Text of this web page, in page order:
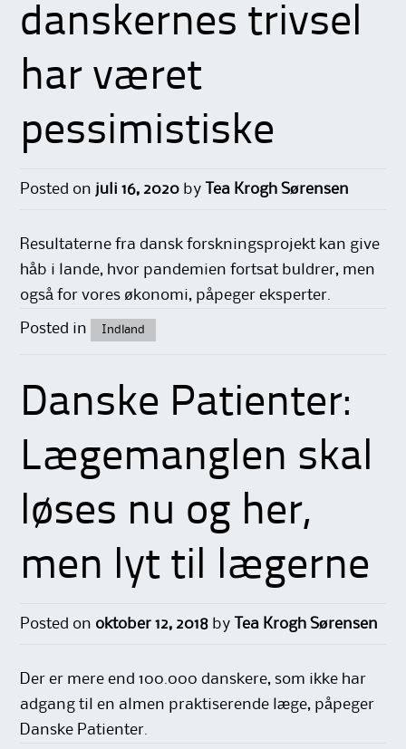
danskernes trivsel
har været
pessimistiske
Posted on juli 16, 2020 by Tea Krogh Sørensen
Resultaterne fra dansk forskningsprojekt kan give
håb i lande, hvor pandemien fortsat buldrer, men
også for vores økonomi, påpeger eksperter.
Posted in Indland
Danske Patienter:
Lægemanglen skal
løses nu og her,
men lyt til lægerne
Posted on oktober 12, 2018 by Tea Krogh Sørensen
Der er mere end 100.000 danskere, som ikke har
adgang til en almen praktiserende læge, påpeger
Danske Patienter.